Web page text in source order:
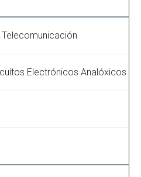
Electrónicos Analóxicos